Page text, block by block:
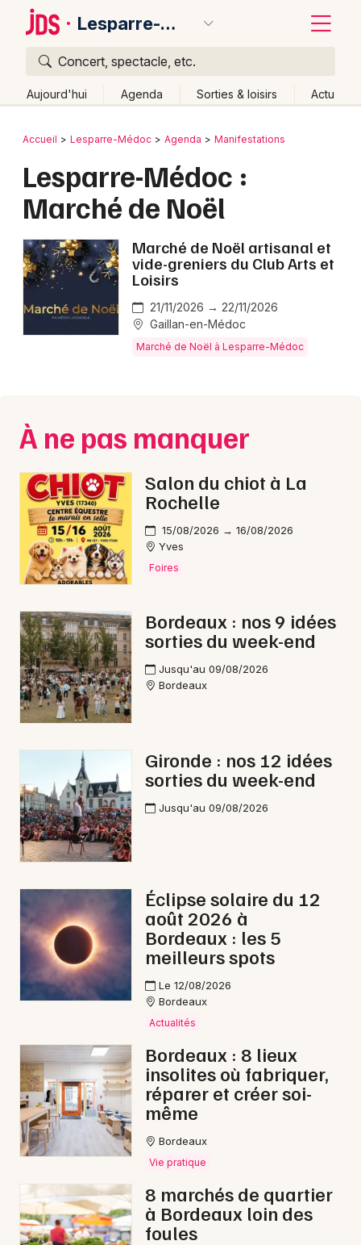
Lesparre-Médoc
Concert, spectacle, etc.
Aujourd'hui Agenda Sorties & loisirs Actu
Publier un événement
Grands événements
Activité & Expérience
Manifestations
Concerts
Sports
Soirées
Sorties famille
Expos
Sorties & loisirs
Marché de Noël en Gironde
Marché de Noël en Aquitaine
Newsletter des sorties
Actus à Lesparre-Médoc
Magazine à Lesparre-Médoc
Choisir mes départements
Mon email
Bordeaux
Colmar
Lille
Lyon
Marseille
Mulhouse
Nice
Strasbourg
Toulouse
Toutes les villes
Retour
Accueil Lesparre-Médoc Agenda Manifestations
Lesparre-Médoc :
Marché de Noël
Marché de Noël artisanal et
vide-greniers du Club Arts et
Loisirs
21/11/2026 → 22/11/2026
Gaillan-en-Médoc
Marché de Noël à Lesparre-Médoc
À ne pas manquer
Salon du chiot à La
Rochelle
15/08/2026 → 16/08/2026
Yves
Foires
Bordeaux : nos 9 idées
sorties du week-end
Jusqu'au 09/08/2026
Bordeaux
Gironde : nos 12 idées
sorties du week-end
Jusqu'au 09/08/2026
Éclipse solaire du 12
août 2026 à
Bordeaux : les 5
meilleurs spots
Le 12/08/2026
Bordeaux
Actualités
Bordeaux : 8 lieux
insolites où fabriquer,
réparer et créer soi-
même
Bordeaux
Vie pratique
8 marchés de quartier
à Bordeaux loin des
foules
Quoi ?
Où ?
Partout
Près de moi Changer de lieu
Quand ?
Aujourd'hui
Demain Ce week-end Autre